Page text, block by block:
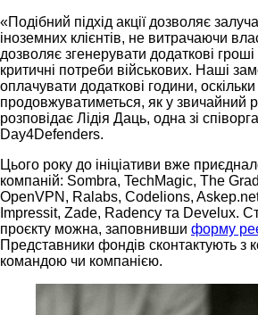
«Подібний підхід акції дозволяє
іноземних клієнтів, не витрачаючи
дозволяє згенерувати додаткові гроші
критичні потреби військових. Наші
оплачувати додаткові години,
продовжуватиметься, як у звичайний
розповідає Лідія Даць, одна зі
Day4Defenders.
Цього року до ініціативи вже
компаній: Sombra, TechMagic, The
OpenVPN, Ralabs, Codelions,
Impressit, Zade, Radency та Develux.
проєкту можна, заповнивши форму
Представники фондів сконтактують з
командою чи компанією.